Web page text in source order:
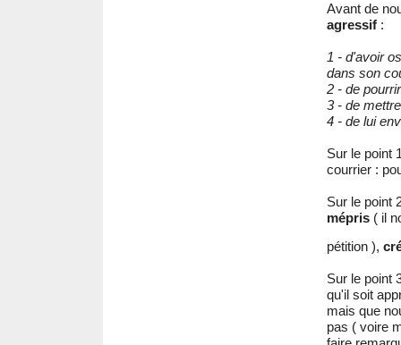
Avant de
agressif :
1 - d'avoir
dans son
2 - de
3 - de
4 - de lui
Sur le point
courrier :
Sur le point
mépris ( il
pétition ),
Sur le point
qu'il soit
mais que
pas ( voire